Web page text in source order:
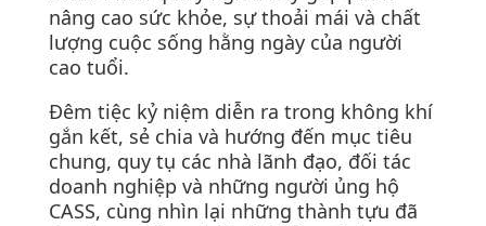
nâng cao sức khỏe, sự thoải mái và chất
lượng cuộc sống hằng ngày của người
cao tuổi.
Đêm tiệc kỷ niệm diễn ra trong không khí
gắn kết, sẻ chia và hướng đến mục tiêu
chung, quy tụ các nhà lãnh đạo, đối tác
doanh nghiệp và những người ủng hộ
CASS, cùng nhìn lại những thành tựu đã